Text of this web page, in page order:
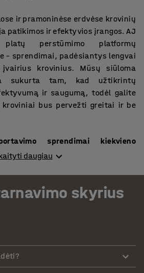
ir pramoninėse erdvėse krovinių
patikimos ir efektyvios įrangos. AJ
perstūmimo platformų
– sprendimai, padėsiantys lengvai
krovinius. Mūsų siūloma
sukurta tam, kad užtikrintų
ir saugumą, todėl galite
bus pervežti greitai ir be
sprendimai kiekvieno
perstūmimo platformos yra
plieno, kuris užtikrina gaminių
didelėms apkrovoms.
yra padengtas kontūruota guma,
krovinius nuo pažeidimų
alyvoms ir chemikalams, todėl
puikus pasirinkimas bet kokioms
daugiau
skyrius